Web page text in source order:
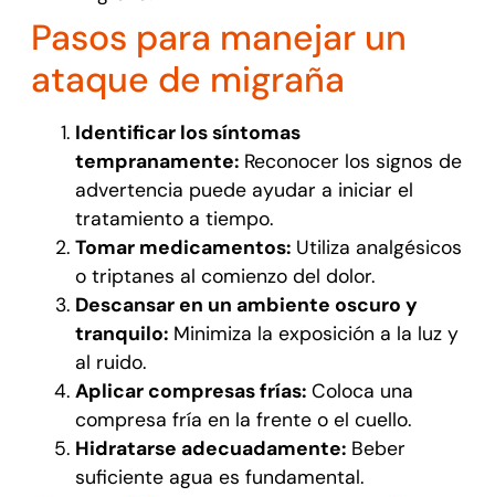
Pasos para manejar un
ataque de migraña
Identificar los síntomas
tempranamente:Reconocer los signos de
advertencia puede ayudar a iniciar el
tratamiento a tiempo.
Tomar medicamentos:Utiliza analgésicos
o triptanes al comienzo del dolor.
Descansar en un ambiente oscuro y
tranquilo:Minimiza la exposición a la luz y
al ruido.
Aplicar compresas frías:Coloca una
compresa fría en la frente o el cuello.
Hidratarse adecuadamente:Beber
suficiente agua es fundamental.